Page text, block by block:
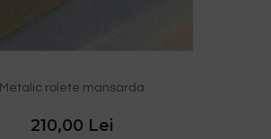
Metalic rolete mansarda
210,00 Lei